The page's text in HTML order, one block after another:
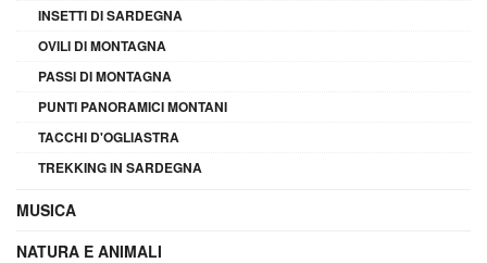
INSETTI DI SARDEGNA
OVILI DI MONTAGNA
PASSI DI MONTAGNA
PUNTI PANORAMICI MONTANI
TACCHI D'OGLIASTRA
TREKKING IN SARDEGNA
MUSICA
NATURA E ANIMALI